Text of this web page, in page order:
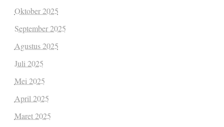
Oktober 2025
September 2025
Agustus 2025
Juli 2025
Mei 2025
April 2025
Maret 2025